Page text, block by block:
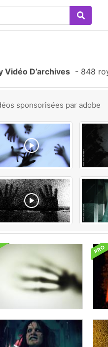
Vidéo D’archives - 848
sponsorisées par adobe